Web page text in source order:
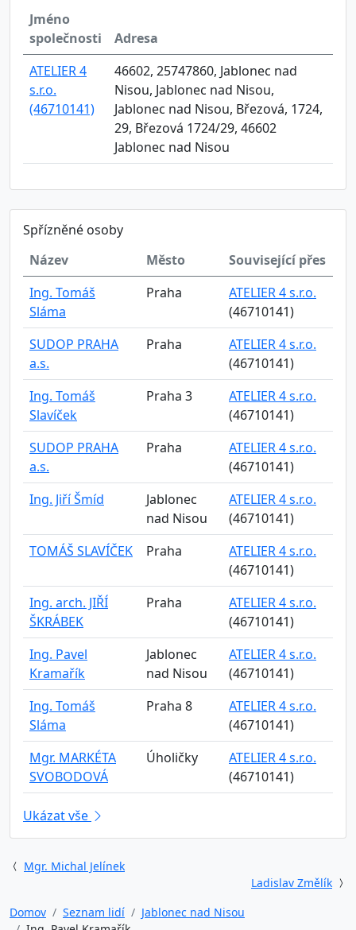
Jméno
společnosti
Adresa
ATELIER 4
s.r.o.
(46710141)
46602, 25747860, Jablonec nad
Nisou, Jablonec nad Nisou,
Jablonec nad Nisou, Březová, 1724,
29, Březová 1724/29, 46602
Jablonec nad Nisou
Spřízněné osoby
Název
Město
Související přes
Ing. Tomáš
Sláma
Praha
ATELIER 4 s.r.o.
(46710141)
SUDOP PRAHA
a.s.
Praha
ATELIER 4 s.r.o.
(46710141)
Ing. Tomáš
Slavíček
Praha 3
ATELIER 4 s.r.o.
(46710141)
SUDOP PRAHA
a.s.
Praha
ATELIER 4 s.r.o.
(46710141)
Ing. Jiří Šmíd
Jablonec
nad Nisou
ATELIER 4 s.r.o.
(46710141)
TOMÁŠ SLAVÍČEK
Praha
ATELIER 4 s.r.o.
(46710141)
Ing. arch. JIŘÍ
ŠKRÁBEK
Praha
ATELIER 4 s.r.o.
(46710141)
Ing. Pavel
Kramařík
Jablonec
nad Nisou
ATELIER 4 s.r.o.
(46710141)
Ing. Tomáš
Sláma
Praha 8
ATELIER 4 s.r.o.
(46710141)
Mgr. MARKÉTA
SVOBODOVÁ
Úholičky
ATELIER 4 s.r.o.
(46710141)
Ukázat vše
Mgr. Michal Jelínek
Ladislav Změlík
Domov
Seznam lidí
Jablonec nad Nisou